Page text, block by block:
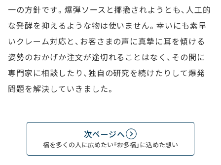
一の方針です。爆弾ソースと揶揄されようとも、人工的
な発酵を抑えるような物は使いません。幸いにも素早
いクレーム対応と、お客さまの声に真摯に耳を傾ける
姿勢のおかげか注文が途切れることはなく、その間に
専門家に相談したり、独自の研究を続けたりして爆発
問題を解決していきました。
次ページへ
福を多くの人に広めたい――「お多福」に込めた想い